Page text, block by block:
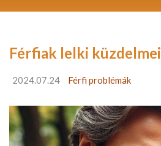
Férfiak lelki küzdelmei
2024.07.24 Férfi problémák